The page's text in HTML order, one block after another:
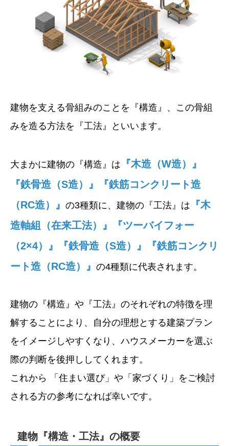
建物を支える骨組みのことを『構造』、この骨組
みを造る方法を『工法』といいます。
大まかに建物の『構造』は 『木造（W造）』
『鉄骨造（S造）』『鉄筋コンクリート造
（RC造）』 の3種類に、建物の『工法』は 『木
造軸組（在来工法）』『ツーバイフォー
（2×4）』『鉄骨造（S造）』『鉄筋コンクリ
ート造（RC造）』 の4種類に代表されます。
建物の『構造』や『工法』のそれぞれの特徴を理
解することにより、自分の理想とする建築プラン
をイメージしやすくなり、ハウスメーカーを選ぶ
際の判断を後押ししてくれます。
これから 「住まい選び」や「家づくり」をご検討
される方の参考になれば幸いです。
建物『構造・工法』の概要